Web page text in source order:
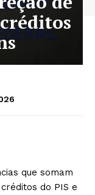
que somam
do PIS e